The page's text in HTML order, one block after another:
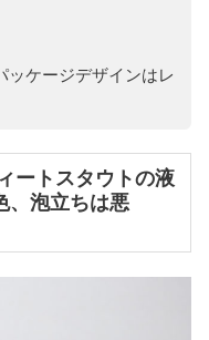
ッケージデザインはレ
ートスタウトの液
、泡立ちは悪